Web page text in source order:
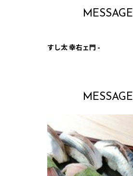
MESSAGE
すし太 幸右ェ門 -
MESSAGE